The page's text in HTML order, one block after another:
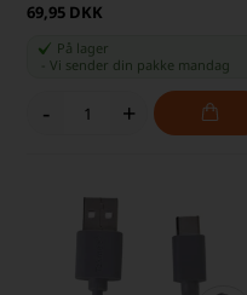
69,95 DKK
På lager
-Vi sender din pakke mandag
- +